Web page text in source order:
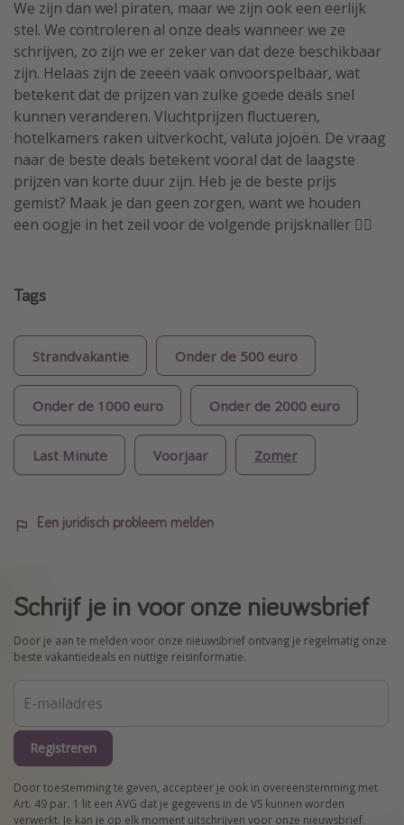
We zijn dan wel piraten, maar we zijn ook een eerlijk
stel. We controleren al onze deals wanneer we ze
schrijven, zo zijn we er zeker van dat deze beschikbaar
zijn. Helaas zijn de zeeën vaak onvoorspelbaar, wat
betekent dat de prijzen van zulke goede deals snel
kunnen veranderen. Vluchtprijzen fluctueren,
hotelkamers raken uitverkocht, valuta jojoën. De vraag
naar de beste deals betekent vooral dat de laagste
prijzen van korte duur zijn. Heb je de beste prijs
gemist? Maak je dan geen zorgen, want we houden
een oogje in het zeil voor de volgende prijsknaller 🏴‍☠️
Tags
Strandvakantie Onder de 500 euro
Onder de 1000 euro Onder de 2000 euro
Last Minute Voorjaar Zomer
Een juridisch probleem melden
Schrijf je in voor onze nieuwsbrief
Door je aan te melden voor onze nieuwsbrief ontvang je regelmatig onze
beste vakantiedeals en nuttige reisinformatie.
Registreren
Door toestemming te geven, accepteer je ook in overeenstemming met
Art. 49 par. 1 lit een AVG dat je gegevens in de VS kunnen worden
verwerkt. Je kan je op elk moment uitschrijven voor onze nieuwsbrief.